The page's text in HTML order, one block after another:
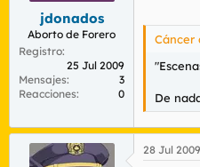
jdonados
Aborto de Forero
Registro
25 Jul 2009
Mensajes
3
Reacciones
0
Cáncer
De
28 Jul 2009